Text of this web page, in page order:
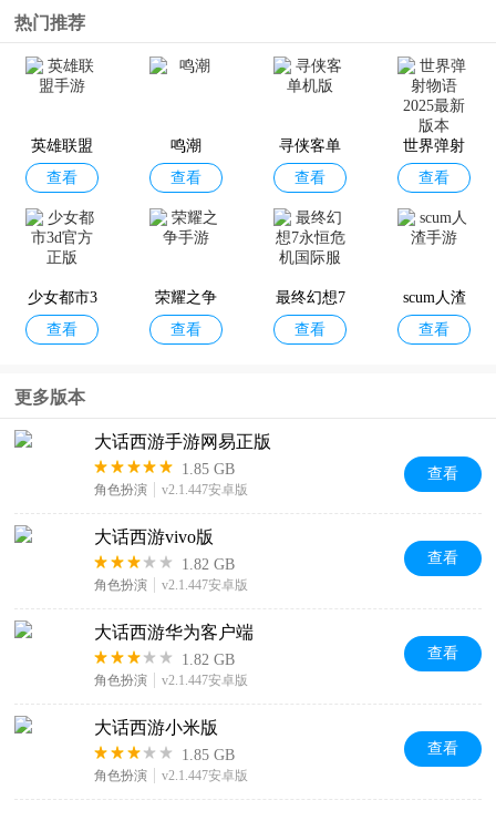
热门推荐
英雄联盟
手游
查看
鸣潮
查看
寻侠客单
机版
查看
世界弹射
物语2025
最新版本
查看
少女都市3
d官方正版
查看
荣耀之争
手游
查看
最终幻想7
永恒危机
查看
scum人渣
手游
查看
更多版本
大话西游手游网易正版
1.85 GB
角色扮演 v2.1.447安卓版
查看
大话西游vivo版
1.82 GB
角色扮演 v2.1.447安卓版
查看
大话西游华为客户端
1.82 GB
角色扮演 v2.1.447安卓版
查看
大话西游小米版
1.85 GB
角色扮演 v2.1.447安卓版
查看